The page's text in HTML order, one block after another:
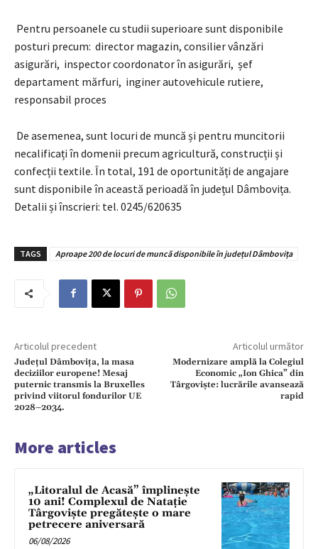
Pentru persoanele cu studii superioare sunt disponibile
posturi precum: director magazin, consilier vânzări
asigurări, inspector coordonator în asigurări, șef
departament mărfuri, inginer autovehicule rutiere,
responsabil proces
De asemenea, sunt locuri de muncă și pentru muncitorii
necalificați în domenii precum agricultură, construcții și
confecții textile. În total, 191 de oportunități de angajare
sunt disponibile în această perioadă în județul Dâmbovița.
Detalii și înscrieri: tel. 0245/620635
TAGS Aproape 200 de locuri de muncă disponibile în județul Dâmbovița
Articolul precedent
Județul Dâmbovița, la masa
deciziilor europene! Mesaj
puternic transmis la Bruxelles
privind viitorul fondurilor UE
2028–2034.
Articolul următor
Modernizare amplă la Colegiul
Economic „Ion Ghica” din
Târgoviște: lucrările avansează
rapid
More articles
„Litoralul de Acasă” împlinește
10 ani! Complexul de Natație
Târgoviște pregătește o mare
petrecere aniversară
06/08/2026